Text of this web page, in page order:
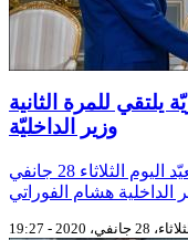
للمرة الثانية
وزير الداخليّة
زووم- استقبل رئيس الجمهورية قيس سعيّد اليوم الثلاثاء 28 جانفي
28 جانفي، 2020 - 19:27